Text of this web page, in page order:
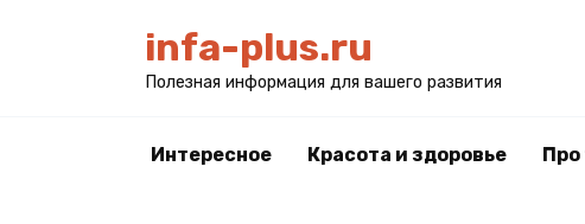
infa-plus.ru
Полезная информация для вашего развития
Интересное Красота и здоровье Про